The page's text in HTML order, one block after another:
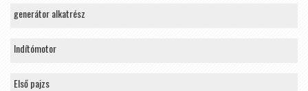
generátor alkatrész
Indítómotor
Első pajzs